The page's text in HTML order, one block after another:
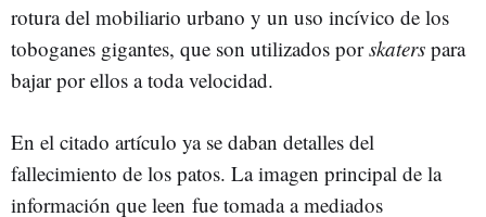
rotura del mobiliario urbano y un uso incívico de los
toboganes gigantes, que son utilizados porskaters para
bajar por ellos a toda velocidad.
En el citado artículo ya se daban detalles del
fallecimiento de los patos. La imagen principal de la
información que leen fue tomada a mediados